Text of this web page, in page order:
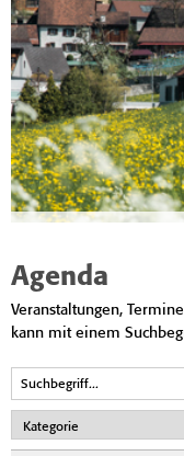
Agenda
Veranstaltungen,
kann mit einem